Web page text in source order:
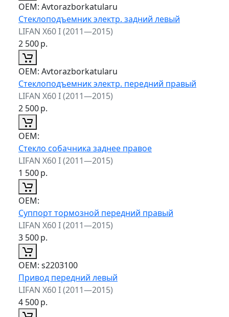
ОЕМ: Avtorazborkatularu
Стеклоподъемник электр. задний левый
LIFAN X60 I (2011—2015)
2 500р.
ОЕМ: Avtorazborkatularu
Стеклоподъемник электр. передний правый
LIFAN X60 I (2011—2015)
2 500р.
ОЕМ:
Стекло собачника заднее правое
LIFAN X60 I (2011—2015)
1 500р.
ОЕМ:
Суппорт тормозной передний правый
LIFAN X60 I (2011—2015)
3 500р.
ОЕМ: s2203100
Привод передний левый
LIFAN X60 I (2011—2015)
4 500р.